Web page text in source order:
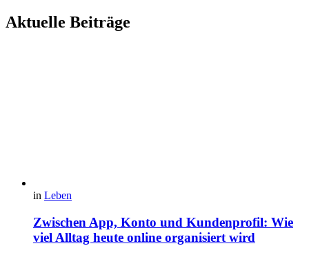
Aktuelle Beiträge
in Leben
Zwischen App, Konto und Kundenprofil: Wie
viel Alltag heute online organisiert wird